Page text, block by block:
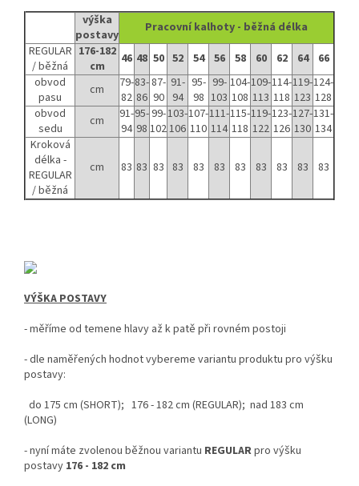
výška
postavy
Pracovní kalhoty - běžná délka
REGULAR
/ běžná
176-182
cm
46 48 50 52 54 56 58 60 62 64
66
obvod
pasu
cm
79-
82
83-
86
87-
90
91-
94
95-
98
99-
103
104-
108
109-
113
114-
118
119-
123
124-
128
obvod
sedu
cm
91-
94
95-
98
99-
102
103-
106
107-
110
111-
114
115-
118
119-
122
123-
126
127-
130
131-
134
Kroková
délka -
REGULAR
/ běžná
cm 83 83 83 83 83 83 83 83 83 83 83
VÝŠKA POSTAVY
- měříme od temene hlavy až k patě při rovném postoji
-dle naměřených hodnot vybereme variantu produktu pro výšku
postavy:
do 175 cm (SHORT); 176 - 182 cm (REGULAR); nad 183 cm
(LONG)
- nynímáte zvolenou běžnou variantu REGULARpro výšku
postavy 176 - 182 cm